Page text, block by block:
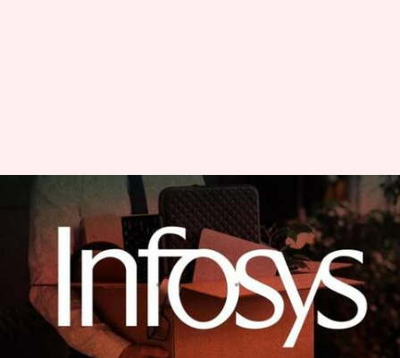
అసెస్‌మెంట్ పరీక్షలో ఫెయిలైన 600
ఫ్రెషర్స్ ను తొలగించిన ఇన్ఫోసిస్
సంస్థ
వ్రాసిన వారు Nishkala Sathivada Feb 07, 2023 05:12 pm
ఈ వార్తాకథనం ఏంటి